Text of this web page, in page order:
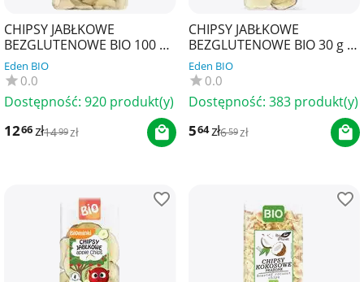
CHIPSY JABŁKOWE
BEZGLUTENOWE BIO 100 g -
BIO PLANET
Eden BIO
0.0
Dostępność: 920 produkt(y)
1266zł1499zł
CHIPSY JABŁKOWE
BEZGLUTENOWE BIO 30 g -
BIO PLANET
Eden BIO
0.0
Dostępność: 383 produkt(y)
564zł659zł